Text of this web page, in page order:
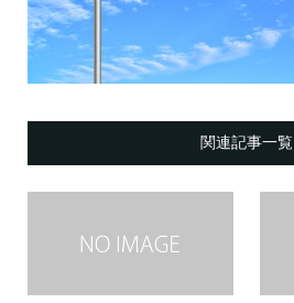
関連記事一覧